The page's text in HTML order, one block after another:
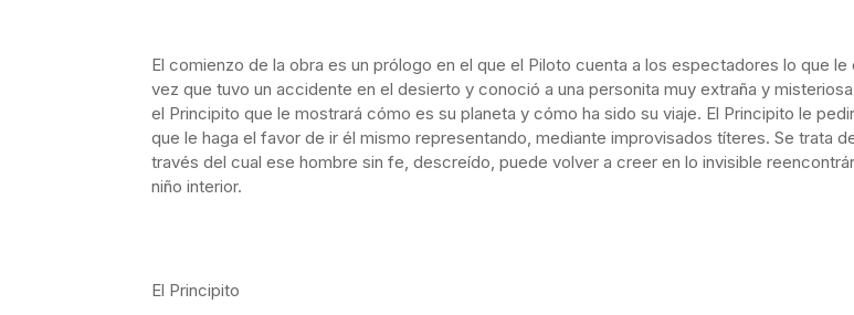
El comienzo de la obra es un prólogo en el que el Piloto cuenta a los espectadores lo que le
vez que tuvo un accidente en el desierto y conoció a una personita muy extraña y
el Principito que le mostrará cómo es su planeta y cómo ha sido su viaje. El Principito le
que le haga el favor de ir él mismo representando, mediante improvisados títeres. Se trata
través del cual ese hombre sin fe, descreído, puede volver a creer en lo invisible
niño interior.
El Principito